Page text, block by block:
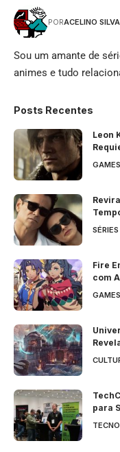
PORACELINO SILVA
Sou um amante de
animes e tudo
Posts Recentes
Leon
GAMES
SÉRIES
Fire
com
GAMES
para